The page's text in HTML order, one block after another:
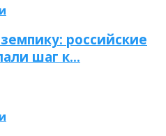
российские
шаг к…